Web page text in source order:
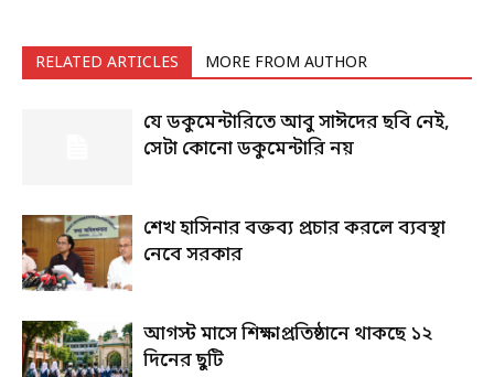
RELATED ARTICLES MORE FROM AUTHOR
যে ডকুমেন্টারিতে আবু সাঈদের ছবি নেই,
সেটা কোনো ডকুমেন্টারি নয়
শেখ হাসিনার বক্তব্য প্রচার করলে ব্যবস্থা
নেবে সরকার
আগস্ট মাসে শিক্ষাপ্রতিষ্ঠানে থাকছে ১২
দিনের ছুটি